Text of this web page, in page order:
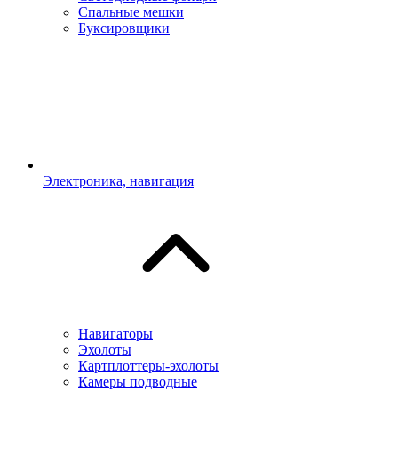
Спальные мешки
Буксировщики
Электроника, навигация
Навигаторы
Эхолоты
Картплоттеры-эхолоты
Камеры подводные